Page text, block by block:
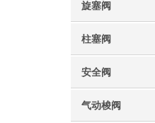
旋塞阀
柱塞阀
安全阀
气动梭阀